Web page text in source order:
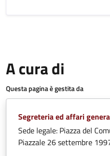
A cura di
Questa pagina è gestita da
Segreteria ed affari
Sede legale: Piazza del
Piazzale 26 settembre